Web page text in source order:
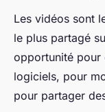
Les vidéos sont
le plus partagé
opportunité pour
logiciels, pour
pour partager